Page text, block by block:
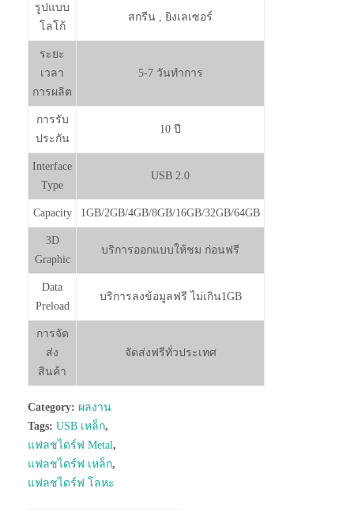
รูปแบบ
โลโก้
สกรีน , ยิงเลเซอร์
ระยะ
เวลา
การผลิต
5-7 วันทำการ
การรับ
ประกัน
10 ปี
Interface
Type
USB 2.0
Capacity 1GB/2GB/4GB/8GB/16GB/32GB/64GB
3D
Graphic
บริการออกแบบให้ชม ก่อนฟรี
Data
Preload
บริการลงข้อมูลฟรี ไม่เกิน1GB
การจัด
ส่ง
สินค้า
จัดส่งฟรีทั่วประเทศ
Category: ผลงาน
Tags: USB เหล็ก,
แฟลชไดร์ฟ Metal,
แฟลชไดร์ฟ เหล็ก,
แฟลชไดร์ฟ โลหะ